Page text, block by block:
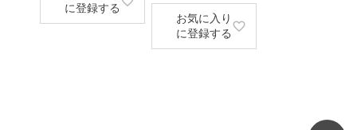
に登録する
お気に入り
に登録する